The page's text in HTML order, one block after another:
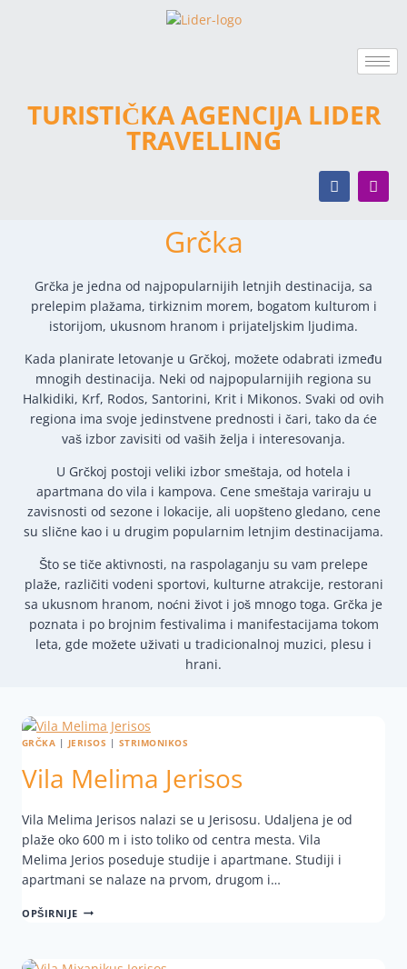
TURISTIČKA AGENCIJA LIDER
TRAVELLING
Grčka
Grčka je jedna od najpopularnijih letnjih destinacija, sa
prelepim plažama, tirkiznim morem, bogatom kulturom i
istorijom, ukusnom hranom i prijateljskim ljudima.
Kada planirate letovanje u Grčkoj, možete odabrati između
mnogih destinacija. Neki od najpopularnijih regiona su
Halkidiki, Krf, Rodos, Santorini, Krit i Mikonos. Svaki od ovih
regiona ima svoje jedinstvene prednosti i čari, tako da će
vaš izbor zavisiti od vaših želja i interesovanja.
U Grčkoj postoji veliki izbor smeštaja, od hotela i
apartmana do vila i kampova. Cene smeštaja variraju u
zavisnosti od sezone i lokacije, ali uopšteno gledano, cene
su slične kao i u drugim popularnim letnjim destinacijama.
Što se tiče aktivnosti, na raspolaganju su vam prelepe
plaže, različiti vodeni sportovi, kulturne atrakcije, restorani
sa ukusnom hranom, noćni život i još mnogo toga. Grčka je
poznata i po brojnim festivalima i manifestacijama tokom
leta, gde možete uživati u tradicionalnoj muzici, plesu i
hrani.
GRČKA JERISOS STRIMONIKOS
Vila Melima Jerisos
Vila Melima Jerisos nalazi se u Jerisosu. Udaljena je od
plaže oko 600 m i isto toliko od centra mesta. Vila
Melima Jerios poseduje studije i apartmane. Studiji i
apartmani se nalaze na prvom, drugom i…
OPŠIRNIJE